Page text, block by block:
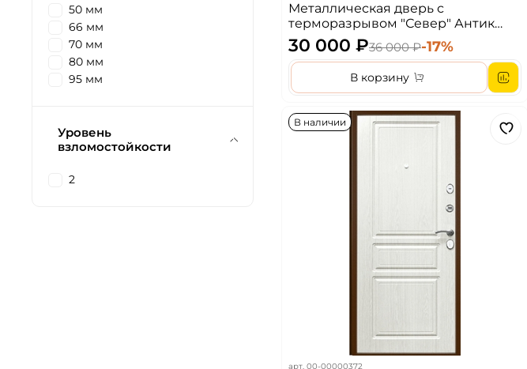
Металлическая дверь с
терморазрывом "Север" Антик
серебро/Ривьера айс
30 000 ₽36 000 ₽-17%
В корзину
В наличии
арт. 00-00000372
50 мм
66 мм
70 мм
80 мм
95 мм
Уровень
взломостойкости
2